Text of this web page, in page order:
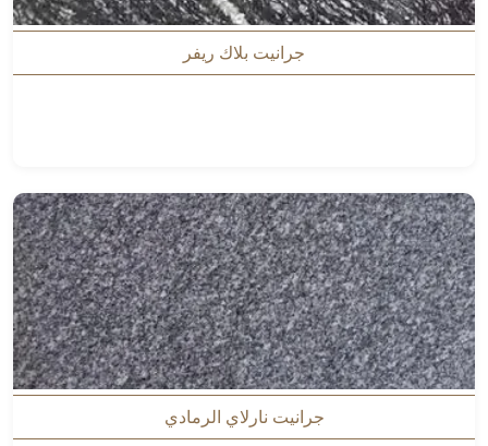
جرانيت بلاك ريفر
جرانيت نارلاي الرمادي